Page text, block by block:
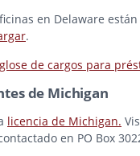
en Delaware
.
de cargos para
de Michigan
licencia de Michigan.
en PO Box